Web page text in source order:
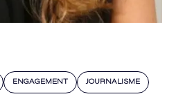
ENGAGEMENT JOURNALISME